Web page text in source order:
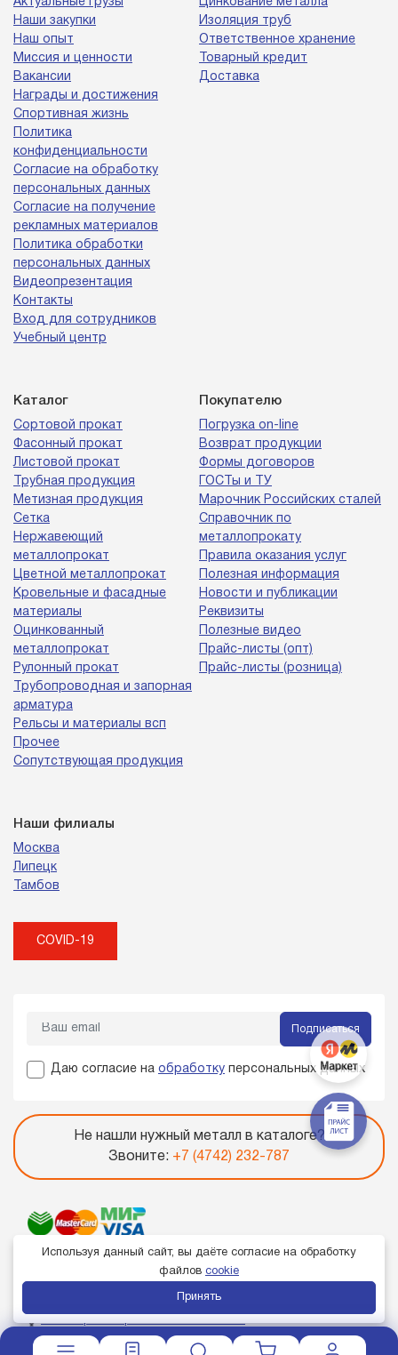
Актуальные грузы
Наши закупки
Наш опыт
Миссия и ценности
Вакансии
Награды и достижения
Спортивная жизнь
Политика
конфиденциальности
Согласие на обработку
персональных данных
Согласие на получение
рекламных материалов
Политика обработки
персональных данных
Видеопрезентация
Контакты
Вход для сотрудников
Учебный центр
Цинкование металла
Изоляция труб
Ответственное хранение
Товарный кредит
Доставка
Каталог
Сортовой прокат
Фасонный прокат
Листовой прокат
Трубная продукция
Метизная продукция
Сетка
Нержавеющий
металлопрокат
Цветной металлопрокат
Кровельные и фасадные
материалы
Оцинкованный
металлопрокат
Рулонный прокат
Трубопроводная и запорная
арматура
Рельсы и материалы всп
Прочее
Сопутствующая продукция
Покупателю
Погрузка on-line
Возврат продукции
Формы договоров
ГОСТы и ТУ
Марочник Российских сталей
Справочник по
металлопрокату
Правила оказания услуг
Полезная информация
Новости и публикации
Реквизиты
Полезные видео
Прайс-листы (опт)
Прайс-листы (розница)
Наши филиалы
Москва
Липецк
Тамбов
COVID-19
Подписаться
Даю согласие на обработку персональных данных
Не нашли нужный металл в каталоге?
Звоните: +7 (4742) 232-787
Член торгово-промышленной палаты
Используя данный сайт, вы даёте согласие на обработку
файлов cookie
Принять